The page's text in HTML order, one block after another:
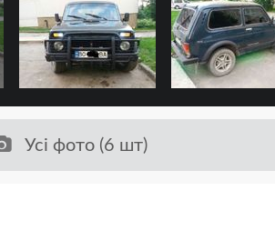
Усі фото (6 шт)